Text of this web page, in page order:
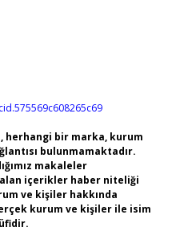
herhangi bir marka, kurum
bulunmamaktadır.
makaleler
içerikler haber niteliği
ve kişiler hakkında
kurum ve kişiler ile isim